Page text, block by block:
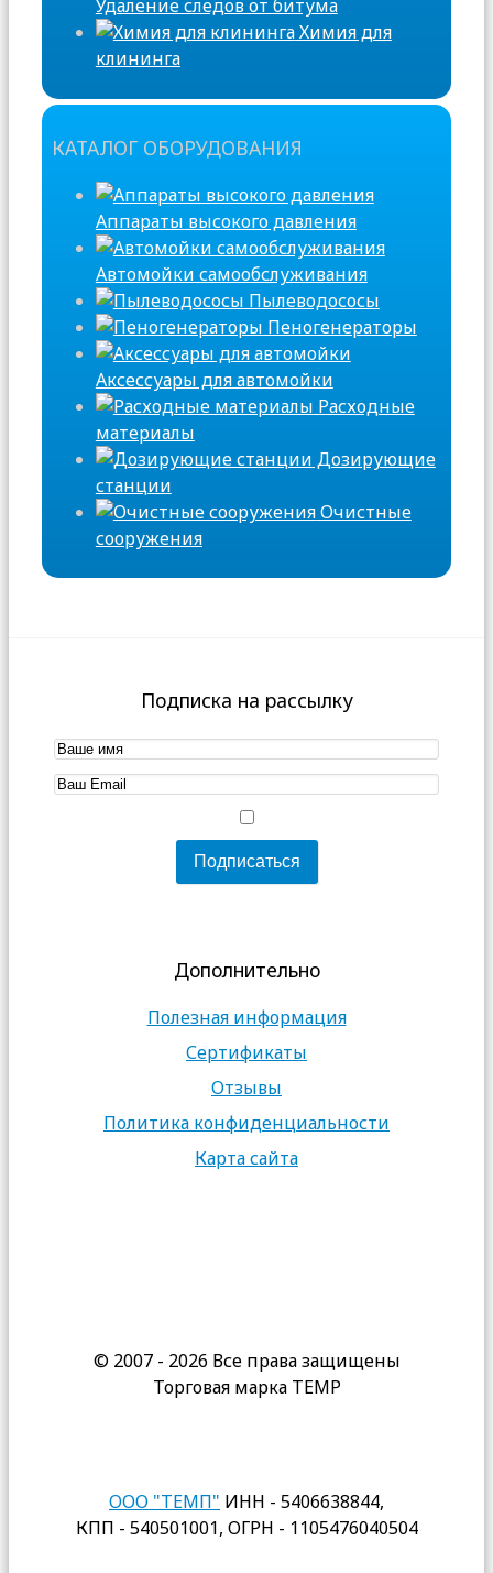
Удаление следов от битума
Химия для
клининга
КАТАЛОГ ОБОРУДОВАНИЯ
Аппараты высокого давления
Автомойки самообслуживания
Пылеводососы
Пеногенераторы
Аксессуары для автомойки
Расходные
материалы
Дозирующие
станции
Очистные
сооружения
Подписка на рассылку
Дополнительно
Полезная информация
Сертификаты
Отзывы
Политика конфиденциальности
Карта сайта
© 2007 - 2026 Все права защищены
Торговая марка TEMP
ООО "ТЕМП" ИНН - 5406638844,
КПП - 540501001, ОГРН - 1105476040504